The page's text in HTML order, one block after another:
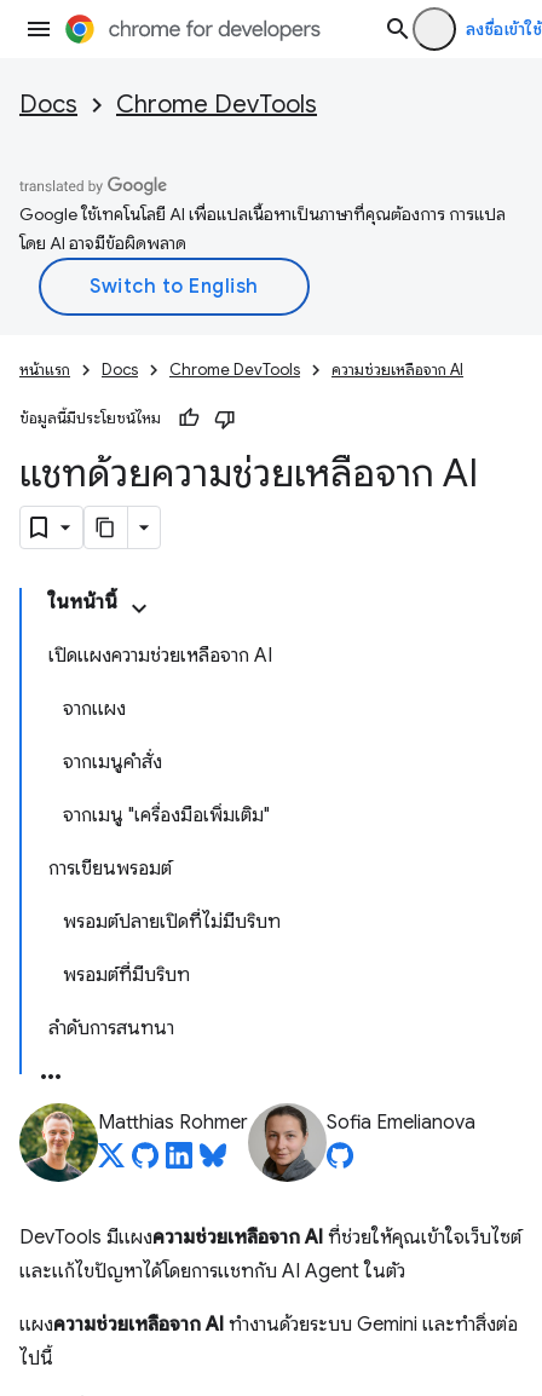
ลงชื่อเข้าใช้
Docs Chrome DevTools
Google ใช้เทคโนโลยี AI เพื่อแปลเนื้อหาเป็นภาษาที่คุณต้องการ การแปล
โดย AI อาจมีข้อผิดพลาด
หน้าแรก Docs Chrome DevTools ความช่วยเหลือจาก AI
ข้อมูลนี้มีประโยชน์ไหม
แชทด้วยความช่วยเหลือจาก AI
ในหน้านี้
เปิดแผงความช่วยเหลือจาก AI
จากแผง
จากเมนูคำสั่ง
จากเมนู "เครื่องมือเพิ่มเติม"
การเขียนพรอมต์
พรอมต์ปลายเปิดที่ไม่มีบริบท
พรอมต์ที่มีบริบท
ลำดับการสนทนา
Matthias Rohmer Sofia Emelianova
DevTools มีแผงความช่วยเหลือจาก AI ที่ช่วยให้คุณเข้าใจเว็บไซต์
และแก้ไขปัญหาได้โดยการแชทกับ AI Agent ในตัว
แผงความช่วยเหลือจาก AI ทำงานด้วยระบบ Gemini และทำสิ่งต่อ
ไปนี้